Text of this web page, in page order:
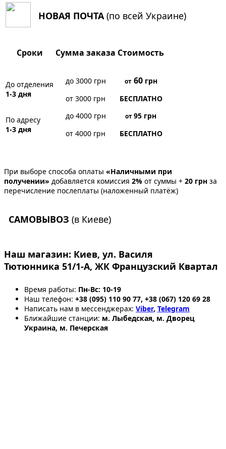
НОВАЯ ПОЧТА(по всей Украине)
Сроки Сумма заказа Стоимость
До отделения
1-3 дня
до 3000 грн от60грн
от 3000 грн
БЕСПЛАТНО
По адресу
1-3 дня
до 4000 грн от95 грн
от 4000 грн
БЕСПЛАТНО
При выборе способа оплаты «Наличными при
получении» добавляется комиссия 2% от суммы + 20 грн за
перечисление послеплаты (наложенный платёж)
САМОВЫВОЗ (в Киеве)
Наш магазин: Киев, ул. Василя
Тютюнника 51/1-А, ЖК Французский Квартал
Время работы: Пн-Вс: 10-19
Наш телефон: +38 (095) 110 90 77, +38 (067) 120 69 28
Написать нам в мессенджерах: Viber, Telegram
Ближайшие станции: м. Лыбедская, м. Дворец
Украина, м. Печерская